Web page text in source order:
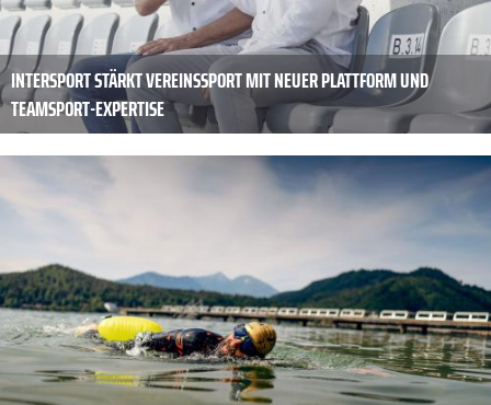
INTERSPORT STÄRKT VEREINSSPORT MIT NEUER PLATTFORM UND
TEAMSPORT-EXPERTISE